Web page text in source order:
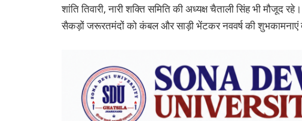
शांति तिवारी, नारी शक्ति समिति की अध्यक्ष चैताली सिंह भी मौजूद
सैकड़ों जरूरतमंदों को कंबल और साड़ी भेंटकर नववर्ष की शुभकामनाएं